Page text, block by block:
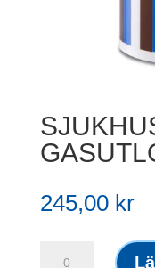
245,00 kr